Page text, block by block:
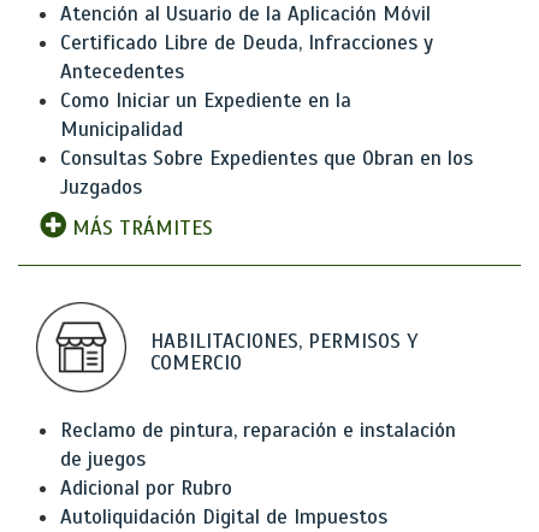
Atención al Usuario de la Aplicación Móvil
Certificado Libre de Deuda, Infracciones y
Antecedentes
Como Iniciar un Expediente en la
Municipalidad
Consultas Sobre Expedientes que Obran en los
Juzgados
MÁS TRÁMITES
HABILITACIONES, PERMISOS Y
COMERCIO
Reclamo de pintura, reparación e instalación
de juegos
Adicional por Rubro
Autoliquidación Digital de Impuestos